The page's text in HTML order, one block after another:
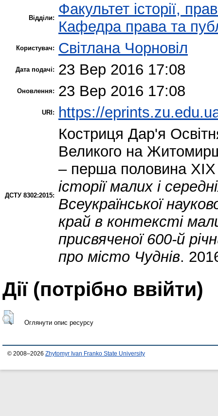
Відділи:
Факультет історії,
Кафедра права та
Користувач: Світлана Чорновіл
Дата подачі: 23 Вер 2016 17:08
Оновлення: 23 Вер 2016 17:08
URI: https://
ДСТУ 8302:2015:
Костриця Дар'я
Великого на
– перша половина
історії малих і
Всеукраїнської
край в контексті
присвяченої 600-й
про місто Чуднів.
Дії ​​(потрібно ввійти)
Оглянути опис ресурсу
© 2008–2026 Zhytomyr Ivan Franko State University